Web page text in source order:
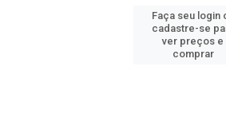
Faça seu login
cadastre-se
ver preços e
comprar